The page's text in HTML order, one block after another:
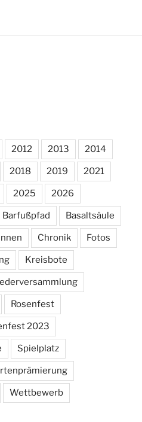
2012 2013 2014
2018 2019 2021
2025 2026
Barfußpfad Basaltsäule
Chronik Fotos
Kreisbote
Rosenfest
2023
Spielplatz
Wettbewerb